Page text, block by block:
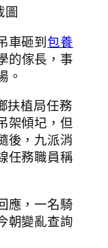
圖
車砸到包養
的傢長，事
。
扶植局任務
架傾圮，但
後，九派消
任務職員稱
應，一名騎
朝變亂查詢